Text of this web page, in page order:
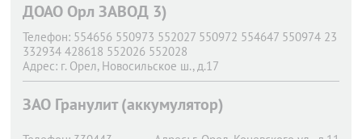
ДОАО Орл ЗАВОД 3)
Телефон: 554656 550973 552027 550972 554647 550974 23
332934 428618 552026 552028
Адрес: г. Орел, Новосильское ш., д.17
ЗАО Гранулит (аккумулятор)